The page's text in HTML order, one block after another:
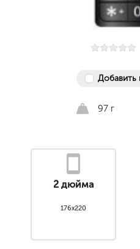
Добавить
97 г
2 дюйма
176x220